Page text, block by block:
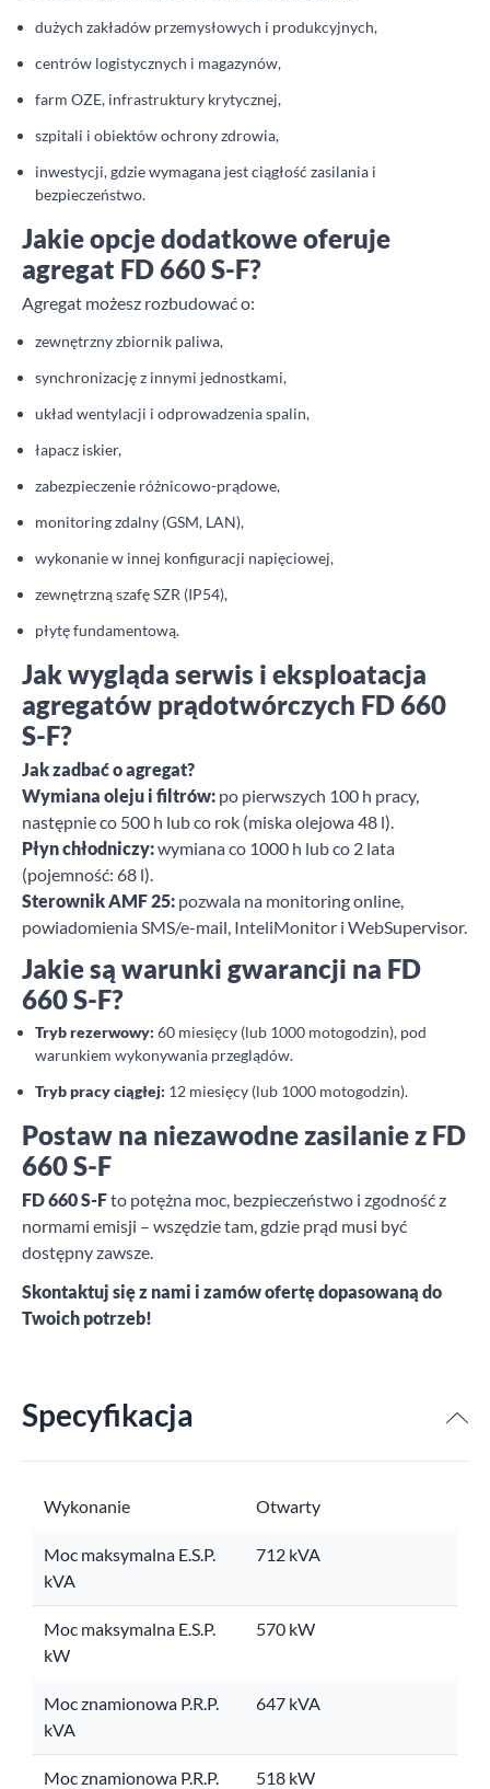
dużych zakładów przemysłowych i produkcyjnych,
centrów logistycznych i magazynów,
farm OZE, infrastruktury krytycznej,
szpitali i obiektów ochrony zdrowia,
inwestycji, gdzie wymagana jest ciągłość zasilania i
bezpieczeństwo.
Jakie opcje dodatkowe oferuje
agregat FD 660 S-F?
Agregat możesz rozbudować o:
zewnętrzny zbiornik paliwa,
synchronizację z innymi jednostkami,
układ wentylacji i odprowadzenia spalin,
łapacz iskier,
zabezpieczenie różnicowo-prądowe,
monitoring zdalny (GSM, LAN),
wykonanie w innej konfiguracji napięciowej,
zewnętrzną szafę SZR (IP54),
płytę fundamentową.
Jak wygląda serwis i eksploatacja
agregatów prądotwórczych FD 660
S-F?
Jak zadbać o agregat?
Wymiana oleju i filtrów: po pierwszych 100 h pracy,
następnie co 500 h lub co rok (miska olejowa 48 l).
Płyn chłodniczy:wymiana co 1000 h lub co 2 lata
(pojemność: 68 l).
Sterownik AMF 25: pozwala na monitoring online,
powiadomienia SMS/e-mail, InteliMonitor i WebSupervisor.
Jakie są warunki gwarancji na FD
660 S-F?
Tryb rezerwowy: 60 miesięcy (lub 1000 motogodzin), pod
warunkiem wykonywania przeglądów.
Tryb pracy ciągłej: 12 miesięcy (lub 1000 motogodzin).
Postaw na niezawodne zasilanie z FD
660 S-F
FD 660 S-Fto potężna moc, bezpieczeństwo i zgodność z
normami emisji – wszędzie tam, gdzie prąd musi być
dostępny zawsze.
Skontaktuj się z nami i zamów ofertę dopasowaną do
Twoich potrzeb!
Specyfikacja
Wykonanie Otwarty
Moc maksymalna E.S.P.
kVA
712 kVA
Moc maksymalna E.S.P.
kW
570 kW
Moc znamionowa P.R.P.
kVA
647 kVA
Moc znamionowa P.R.P. 518 kW